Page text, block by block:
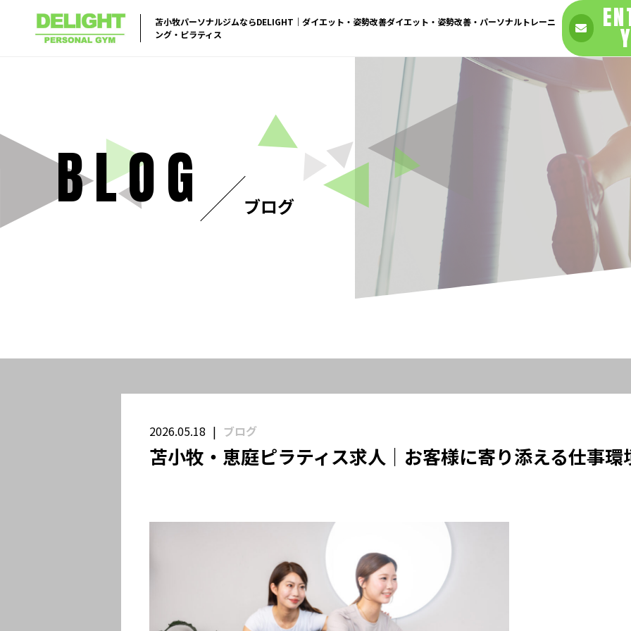
苫小牧パーソナルジムならDELIGHT｜ダイエット・姿勢改善ダイエット・姿勢改善・パーソナルトレーニ
ング・ピラティス
BLOG ブログ
2026.05.18 ブログ
苫小牧・恵庭ピラティス求人｜お客様に寄り添える仕事環